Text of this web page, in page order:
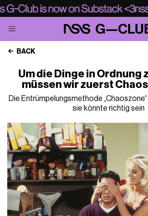
BACK
Um die Dinge in Ordnung
müssen wir zuerst
Die Entrümpelungsmethode
sie könnte richtig sein